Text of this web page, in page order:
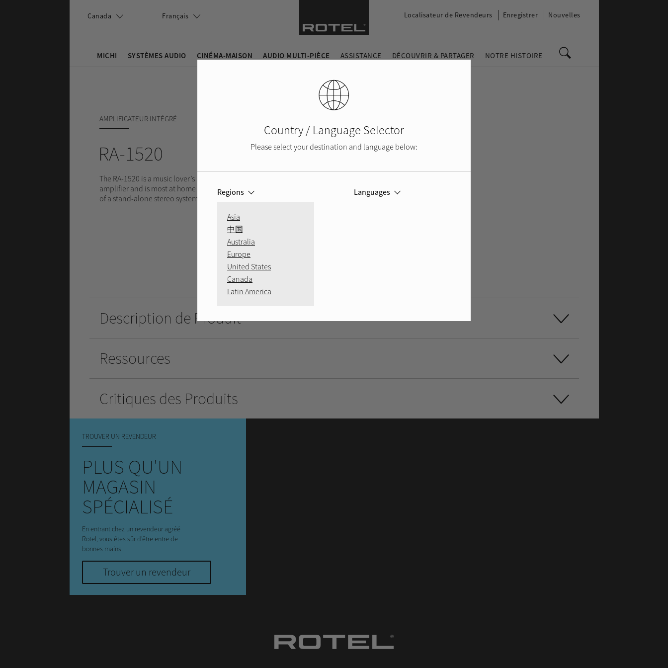
MICHI SYSTÈMES AUDIO CINÉMA-MAISON AUDIO MULTI-PIÈCE ASSISTANCE DÉCOUVRIR & PARTAGER NOTRE HISTOIRE
Canada Français Localisateur de Revendeurs Enregistrer Nouvelles
AMPLIFICATEUR INTÉGRÉ
RA-1520
The RA-1520 is a music lover’s
amplifier and is most at home as part
of a stand-alone stereo system.
Description de Produit
Ressources
Critiques des Produits
TROUVER UN REVENDEUR
PLUS QU'UN
MAGASIN
SPÉCIALISÉ
En entrant chez un revendeur agréé
Rotel, vous êtes sûr d'être entre de
bonnes mains.
Trouver un revendeur
Country / Language Selector
Please select your destination and language below:
Regions
Asia
中国
Australia
Europe
United States
Canada
Latin America
Languages